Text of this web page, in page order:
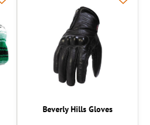
Beverly Hills Gloves